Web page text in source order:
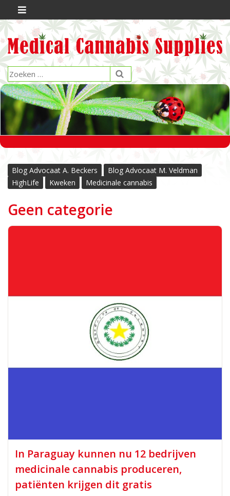
Blog Advocaat A. Beckers
Blog Advocaat M. Veldman
HighLife
Kweken Medicinale cannabis
Geen categorie
In Paraguay kunnen nu 12 bedrijven
medicinale cannabis produceren,
patiënten krijgen dit gratis